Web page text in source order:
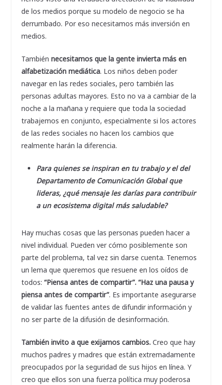
de los medios porque su modelo de negocio se ha
derrumbado. Por eso necesitamos más inversión en
medios.
También necesitamos que la gente invierta más en
alfabetización mediática. Los niños deben poder
navegar en las redes sociales, pero también las
personas adultas mayores. Esto no va a cambiar de la
noche a la mañana y requiere que toda la sociedad
trabajemos en conjunto, especialmente si los actores
de las redes sociales no hacen los cambios que
realmente harán la diferencia.
Para quienes se inspiran en tu trabajo y el del
Departamento de Comunicación Global que
lideras, ¿qué mensaje les darías para contribuir
a un ecosistema digital más saludable?
Hay muchas cosas que las personas pueden hacer a
nivel individual. Pueden ver cómo posiblemente son
parte del problema, tal vez sin darse cuenta. Tenemos
un lema que queremos que resuene en los oídos de
todos: “Piensa antes de compartir”. “Haz una pausa y
piensa antes de compartir”. Es importante asegurarse
de validar las fuentes antes de difundir información y
no ser parte de la difusión de desinformación.
También invito a que exijamos cambios.Creo que hay
muchos padres y madres que están extremadamente
preocupados por la seguridad de sus hijos en línea. Y
creo que ellos son una fuerza política muy poderosa